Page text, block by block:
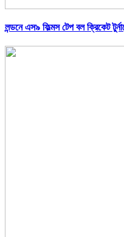
লন্ডনে এস৯ ফিল্মস টেপ বল ক্রিকেট